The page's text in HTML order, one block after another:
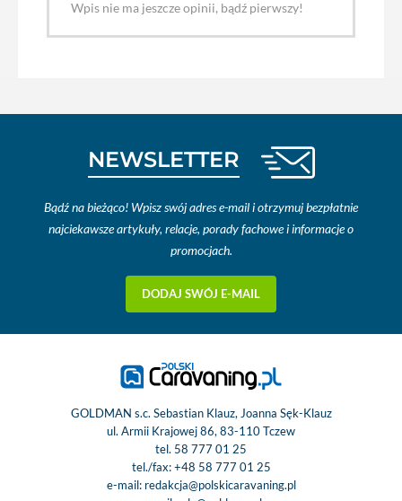
Wpis nie ma jeszcze opinii, bądź pierwszy!
NEWSLETTER
Bądź na bieżąco! Wpisz swój adres e-mail i otrzymuj bezpłatnie
najciekawsze artykuły, relacje, porady fachowe i informacje o
promocjach.
DODAJ SWÓJ E-MAIL
GOLDMAN s.c. Sebastian Klauz, Joanna Sęk-Klauz
ul. Armii Krajowej 86, 83-110 Tczew
tel. 58 777 01 25
tel./fax:+48 58 777 01 25
e-mail: redakcja@polskicaravaning.pl